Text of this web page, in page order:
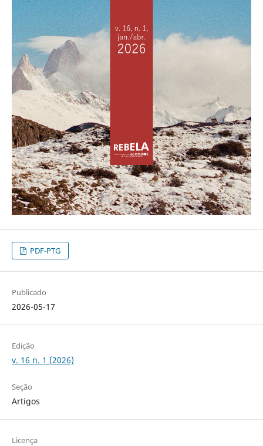
PDF-PTG
Publicado
2026-05-17
Edição
v. 16 n. 1 (2026)
Seção
Artigos
Licença